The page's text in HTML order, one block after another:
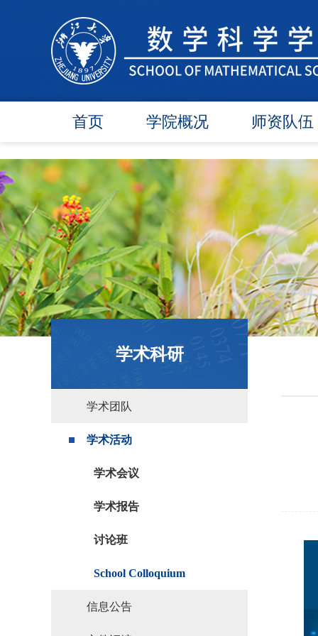
首页 学院概况
学院简介
学院领导
各委员会
办事指南
行政团队
师资队伍
在任教师
博导师资
硕导师资
退休教师
人才引进
政策文件
学术科研
学术团队
学术活动
学术会议
学术报告
讨论班
School Colloquium
信息公告